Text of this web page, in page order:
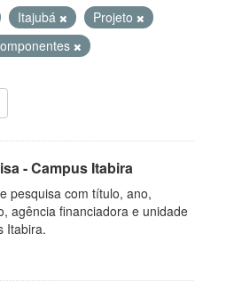
Itajubá
Projeto
- Campus Itabira
pesquisa com título, ano,
agência financiadora e unidade
Itabira.